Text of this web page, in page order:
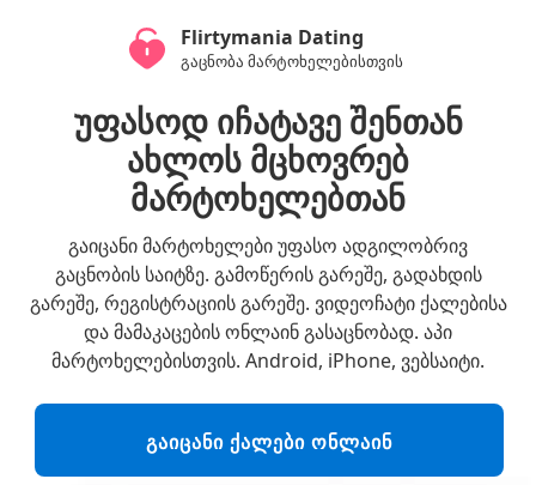
Flirtymania Dating
გაცნობა მარტოხელებისთვის
უფასოდ იჩატავე შენთან
ახლოს მცხოვრებ
მარტოხელებთან
გაიცანი მარტოხელები უფასო ადგილობრივ
გაცნობის საიტზე. გამოწერის გარეშე, გადახდის
გარეშე, რეგისტრაციის გარეშე. ვიდეოჩატი ქალებისა
და მამაკაცების ონლაინ გასაცნობად. აპი
მარტოხელებისთვის. Android, iPhone, ვებსაიტი.
ᲒᲐᲘᲪᲐᲜᲘ ᲥᲐᲚᲔᲑᲘ ᲝᲜᲚᲐᲘᲜ